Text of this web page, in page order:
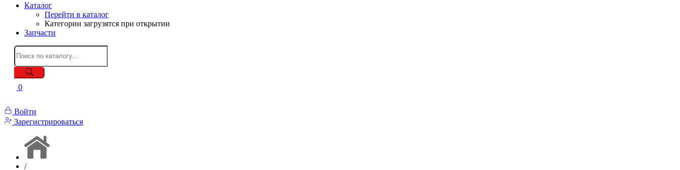
Каталог
Перейти в каталог
Категории загрузятся при открытии
Запчасти
0
Войти
Зарегистрироваться
/